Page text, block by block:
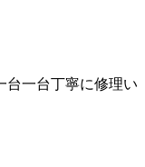
台一台丁寧に修理い